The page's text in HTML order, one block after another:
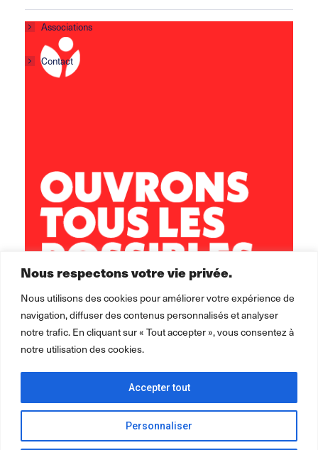
Nous respectons votre vie privée.
Nous utilisons des cookies pour améliorer votre expérience de
navigation, diffuser des contenus personnalisés et analyser
notre trafic. En cliquant sur « Tout accepter », vous consentez à
notre utilisation des cookies.
Personnaliser
Accepter tout
Associations
Contact
brest.horizons@leolagrange.org